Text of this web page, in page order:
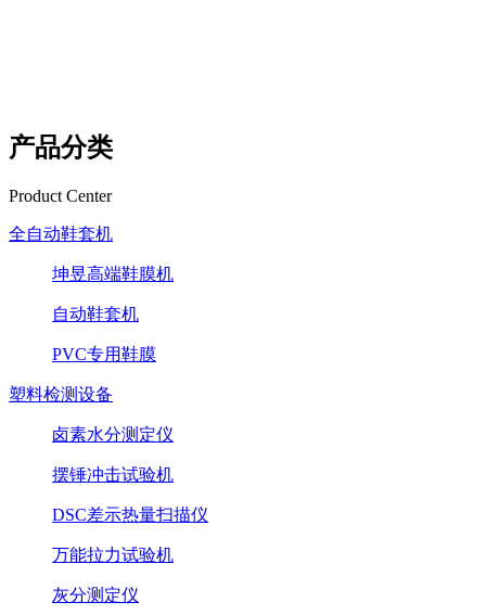
产品分类
Product Center
全自动鞋套机
坤昱高端鞋膜机
自动鞋套机
PVC专用鞋膜
塑料检测设备
卤素水分测定仪
摆锤冲击试验机
DSC差示热量扫描仪
万能拉力试验机
灰分测定仪